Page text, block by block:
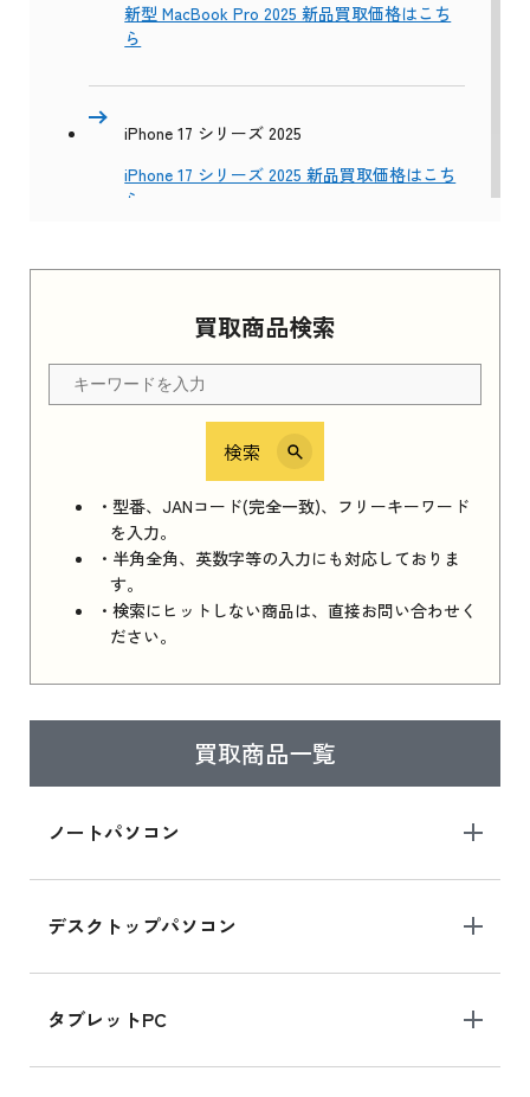
買取商品検索
検索
・型番、JANコード(完全一致)、フリーキーワード
を入力。
・半角全角、英数字等の入力にも対応しておりま
す。
・検索にヒットしない商品は、直接お問い合わせく
ださい。
買取商品一覧
ノートパソコン
デスクトップパソコン
タブレットPC
新型 MacBook Pro 2025 新品買取価格はこち
ら
iPhone 17 シリーズ 2025
iPhone 17 シリーズ 2025 新品買取価格はこち
ら
Apple Watch Series 11 2025 新品買取価格はこ
ちら
iPhone 16e シリーズ 2025
iPhone 16e シリーズ 2025 新品買取価格はこち
ら
iPad 11インチ 2025年春モデル
はこちら
ら
iPad mini シリーズ 2024
iPad mini 8.3インチ の新品買取価格
iPhone 16 シリーズ